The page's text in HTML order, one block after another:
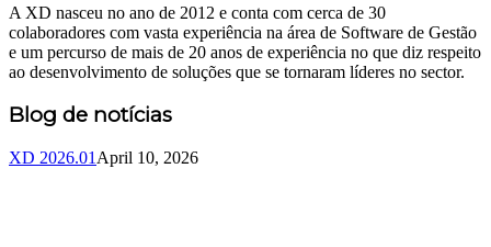
A XD nasceu no ano de 2012 e conta com cerca de 30
colaboradores com vasta experiência na área de Software de Gestão
e um percurso de mais de 20 anos de experiência no que diz respeito
ao desenvolvimento de soluções que se tornaram líderes no sector.
Blog de notícias
XD 2026.01 April 10, 2026